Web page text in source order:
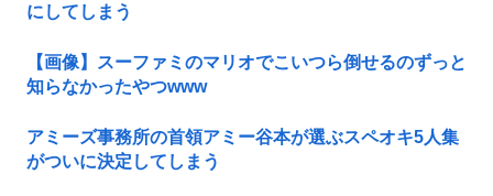
にしてしまう
【画像】スーファミのマリオでこいつら倒せるのずっと
知らなかったやつwww
アミーズ事務所の首領アミー谷本が選ぶスペオキ5人集
がついに決定してしまう